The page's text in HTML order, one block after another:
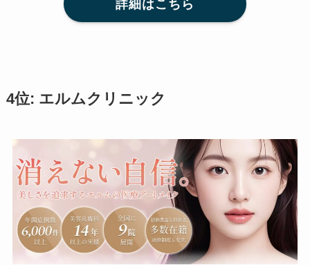
詳細はこちら
4位: エルムクリニック